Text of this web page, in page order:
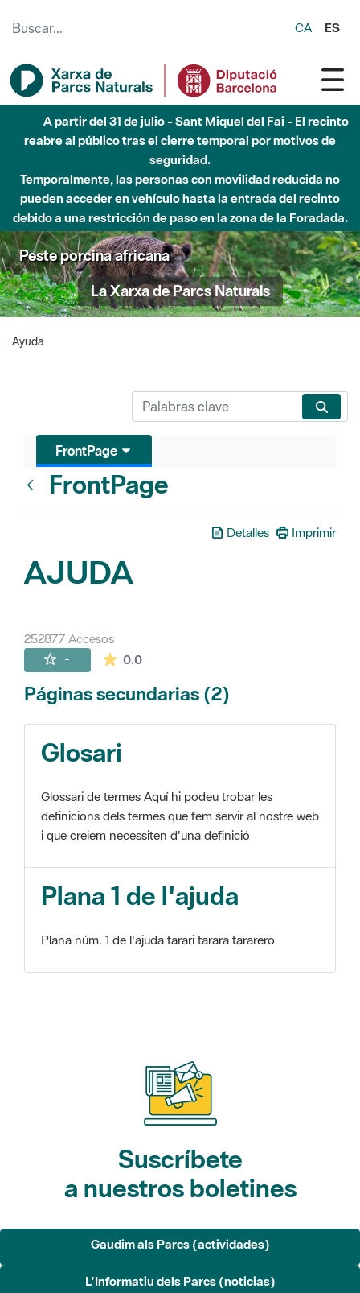
CA ES
A partir del 31 de julio - Sant Miquel del Fai - El recinto
reabre al público tras el cierre temporal por motivos de
seguridad.
Temporalmente, las personas con movilidad reducida no
pueden acceder en vehículo hasta la entrada del recinto
debido a una restricción de paso en la zona de la Foradada.
Peste porcina africana
La Xarxa de Parcs Naturals
Ayuda
FrontPage
FrontPage
Detalles Imprimir
AJUDA
252877 Accesos
- 0.0La valoración media es de 0 estrellas de
Páginas secundarias (2)
Glosari
Glossari de termes Aquí hi podeu trobar les
definicions dels termes que fem servir al nostre web
i que creiem necessiten d'una definició
Plana 1 de l'ajuda
Plana núm. 1 de l'ajuda tarari tarara tararero
Suscríbete
a nuestros boletines
Gaudim als Parcs (actividades)
L'Informatiu dels Parcs (noticias)